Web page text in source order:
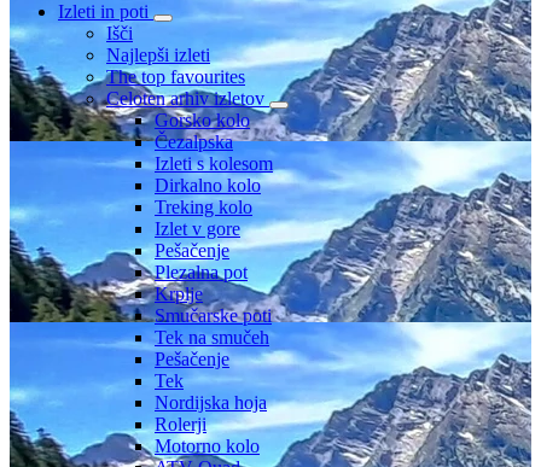
Izleti in poti
Išči
Najlepši izleti
The top favourites
Celoten arhiv izletov
Gorsko kolo
Čezalpska
Izleti s kolesom
Dirkalno kolo
Treking kolo
Izlet v gore
Pešačenje
Plezalna pot
Krplje
Smučarske poti
Tek na smučeh
Pešačenje
Tek
Nordijska hoja
Rolerji
Motorno kolo